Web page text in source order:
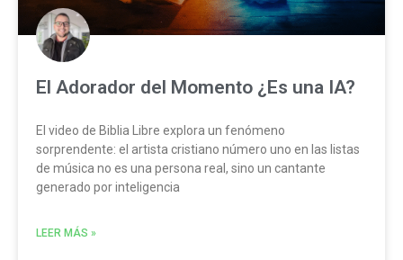
El Adorador del Momento ¿Es una IA?
El video de Biblia Libre explora un fenómeno
sorprendente: el artista cristiano número uno en las listas
de música no es una persona real, sino un cantante
generado por inteligencia
LEER MÁS »